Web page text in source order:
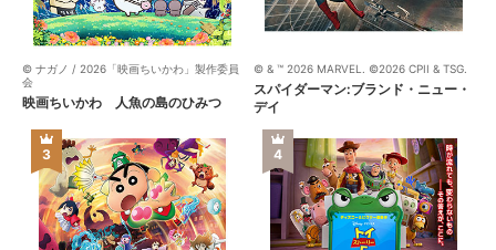
© ナガノ / 2026「映画ちいかわ」製作委員
会
映画ちいかわ 人魚の島のひみつ
© & ™ 2026 MARVEL. ©2026 CPII & TSG.
スパイダーマン:ブランド・ニュー・
デイ
3 4